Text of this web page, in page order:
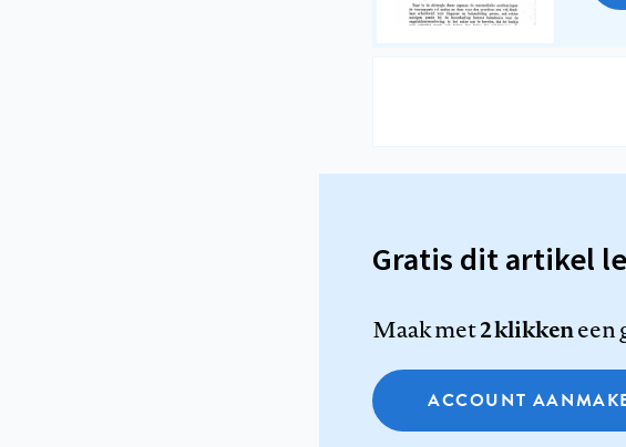
Gratis dit artikel
Maak met2 klikkeneen
ACCOUNT